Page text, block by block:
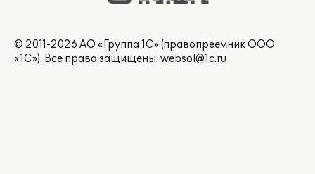
© 2011-2026 АО «Группа 1С» (правопреемник ООО
«1С»). Все права защищены. websol@1c.ru